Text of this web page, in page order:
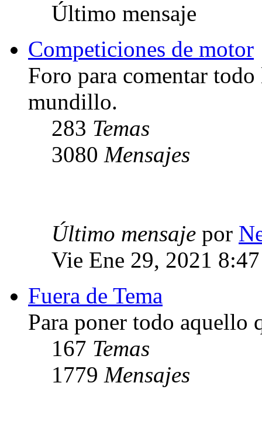
Último mensaje
Competiciones de motor
Foro para comentar
mundillo.
283 Temas
3080 Mensajes
Último mensaje por
Vie Ene 29, 2021
Fuera de Tema
Para poner todo aquello
167 Temas
1779 Mensajes